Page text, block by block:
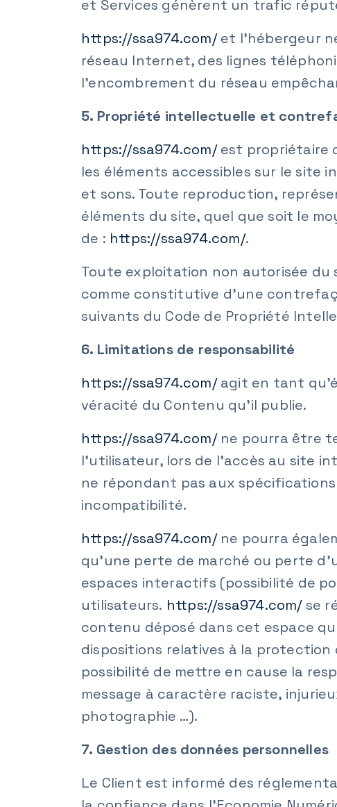
et Services génèrent un trafic
https://ssa974.com/et l’hébergeur
réseau Internet, des lignes
l’encombrement du réseau
5. Propriété intellectuelle et
https://ssa974.com/est propriétaire
les éléments accessibles sur le site
et sons. Toute reproduction,
éléments du site, quel que soit le
de : https://ssa974.com/.
Toute exploitation non autorisée du
comme constitutive d’une
suivants du Code de Propriété
6. Limitations de responsabilité
https://ssa974.com/agit en tant
véracité du Contenu qu’il publie.
https://ssa974.com/ne pourra être
l’utilisateur, lors de l’accès au site
ne répondant pas aux
incompatibilité.
https://ssa974.com/ne pourra
qu’une perte de marché ou perte
espaces interactifs (possibilité de
utilisateurs. https://ssa974.com/se
contenu déposé dans cet espace
dispositions relatives à la protection
possibilité de mettre en cause la
message à caractère raciste,
photographie …).
7. Gestion des données personnelles
Le Client est informé des